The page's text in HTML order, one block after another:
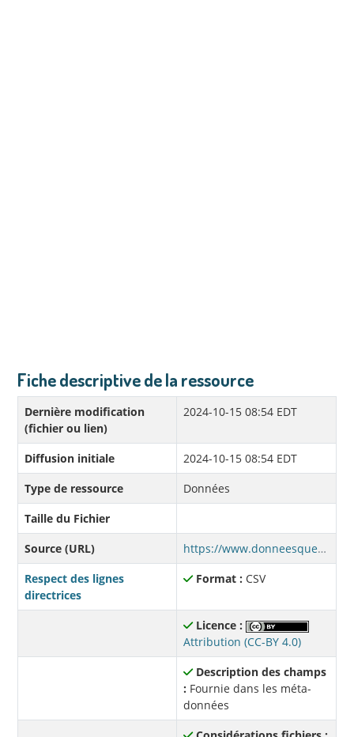
Fiche descriptive de la ressource
Dernière modification
(fichier ou lien)
2024-10-15 08:54 EDT
Diffusion initiale
2024-10-15 08:54 EDT
Type de ressource
Données
Taille du Fichier
Source (URL)
https://www.donneesquebec.ca/recherche/dataset/1bb9277c-2a31-42ee-8625-2b68d4283026/resource/f376a12d-242d-4370-bc30-04b9b92fda3b/download/afdr-adultes-202408.csv
Respect des lignes
directrices
Format : CSV
Licence :
Attribution (CC-BY 4.0)
Description des champs
: Fournie dans les méta-
données